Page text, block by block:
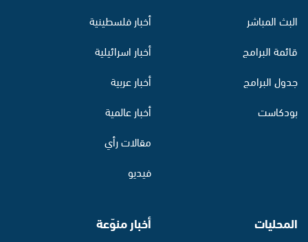
البث المباشر
قائمة البرامج
جدول البرامج
بودكاست
أخبار فلسطينية
أخبار اسرائيلية
أخبار عربية
أخبار عالمية
مقالات رأي
فيديو
المحليات أخبار منوّعة